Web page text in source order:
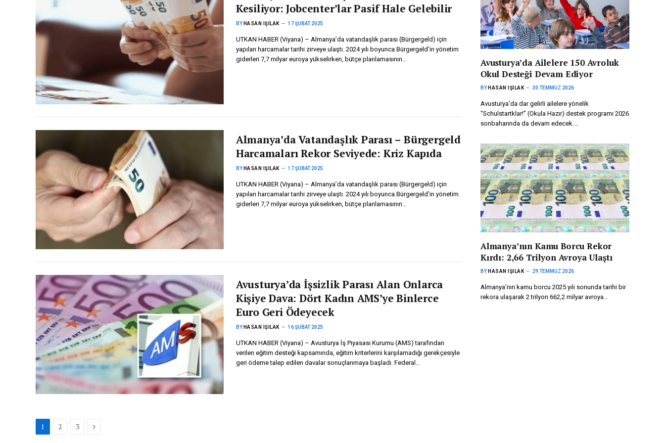
Kesiliyor: Jobcenter’lar Pasif Hale Gelebilir
BY HASAN IŞILAK 17 ŞUBAT 2025
UTKAN HABER (Viyana) – Almanya’da vatandaşlık parası (Bürgergeld) için
yapılan harcamalar tarihi zirveye ulaştı. 2024 yılı boyunca Bürgergeld’in yönetim
giderleri 7,7 milyar euroya yükselirken, bütçe planlamasının…
Almanya’da Vatandaşlık Parası – Bürgergeld
Harcamaları Rekor Seviyede: Kriz Kapıda
BY HASAN IŞILAK 17 ŞUBAT 2025
UTKAN HABER (Viyana) – Almanya’da vatandaşlık parası (Bürgergeld) için
yapılan harcamalar tarihi zirveye ulaştı. 2024 yılı boyunca Bürgergeld’in yönetim
giderleri 7,7 milyar euroya yükselirken, bütçe planlamasının…
Avusturya’da İşsizlik Parası Alan Onlarca
Kişiye Dava: Dört Kadın AMS’ye Binlerce
Euro Geri Ödeyecek
BY HASAN IŞILAK 16 ŞUBAT 2025
UTKAN HABER (Viyana) – Avusturya İş Piyasası Kurumu (AMS) tarafından
verilen eğitim desteği kapsamında, eğitim kriterlerini karşılamadığı gerekçesiyle
geri ödeme talep edilen davalar sonuçlanmaya başladı. Federal…
1 2 3 Next
Avusturya’da Ailelere 150 Avroluk
Okul Desteği Devam Ediyor
BY HASAN IŞILAK 30 TEMMUZ 2026
Avusturya’da dar gelirli ailelere yönelik
“Schulstartklar!” (Okula Hazır) destek programı 2026
sonbaharında da devam edecek.…
Almanya’nın Kamu Borcu Rekor
Kırdı: 2,66 Trilyon Avroya Ulaştı
BY HASAN IŞILAK 29 TEMMUZ 2026
Almanya’nın kamu borcu 2025 yılı sonunda tarihi bir
rekora ulaşarak 2 trilyon 662,2 milyar avroya…